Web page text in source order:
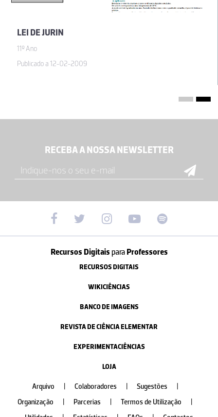
LEI DE JURIN
11º Ano
Publicado a 12-02-2009
RECEBA A NOSSA NEWSLETTER
Recursos Digitais paraProfessores
RECURSOS DIGITAIS
WIKICIÊNCIAS
BANCO DE IMAGENS
REVISTA DE CIÊNCIA ELEMENTAR
EXPERIMENTACIÊNCIAS
LOJA
Arquivo Colaboradores Sugestões
Organização
Parcerias Termos de Utilização